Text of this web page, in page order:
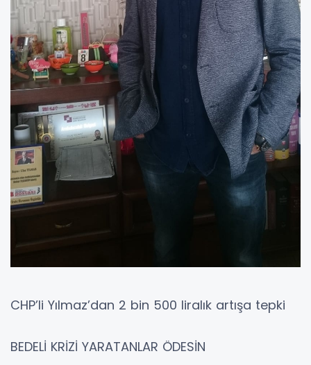
CHP’li Yılmaz’dan 2 bin 500 liralık artışa tepki
BEDELİ KRİZİ YARATANLAR ÖDESİN